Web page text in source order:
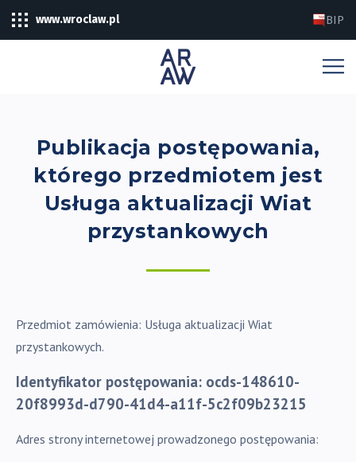
www.wroclaw.pl BIP
Publikacja postępowania,
którego przedmiotem jest
Usługa aktualizacji Wiat
przystankowych
Przedmiot zamówienia: Usługa aktualizacji Wiat
przystankowych.
Identyfikator postępowania: ocds-148610-
20f8993d-d790-41d4-a11f-5c2f09b23215
Adres strony internetowej prowadzonego postępowania: